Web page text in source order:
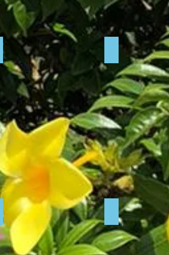
clim à Kinsoundi. clim à
Marie Pascal de AF est venue nous rejoindre
Marie Pascal